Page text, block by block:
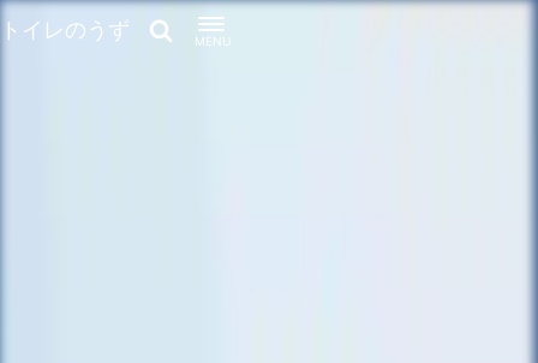
トイレのうず MENU